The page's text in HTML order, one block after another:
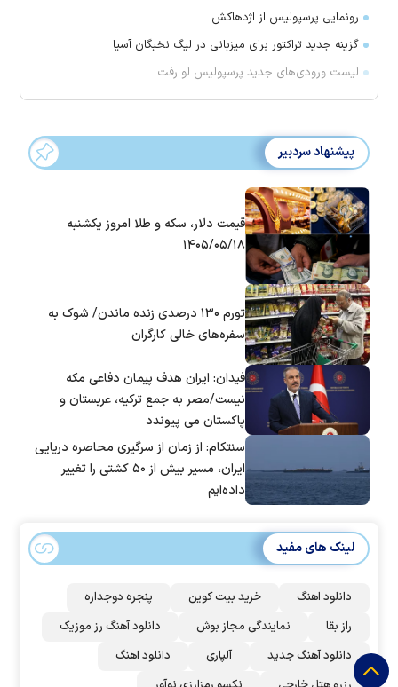
رونمایی پرسپولیس از اژدهاکش
گزینه جدید تراکتور برای میزبانی در لیگ نخبگان آسیا
لیست ورودی‌های جدید پرسپولیس لو رفت
پیشنهاد سردبیر
قیمت دلار، سکه و طلا امروز یکشنبه
۱۴۰۵/۰۵/۱۸
تورم ۱۳۰ درصدی زنده ماندن/ شوک به
سفره‌های خالی کارگران
فیدان: ایران هدف پیمان دفاعی مکه
نیست/مصر به جمع ترکیه، عربستان و
پاکستان می پیوندد
سنتکام: از زمان از سرگیری محاصره دریایی
ایران، مسیر بیش از ۵۰ کشتی را تغییر
داده‌ایم
لینک های مفید
دانلود اهنگ خرید بیت کوین
پنجره دوجداره
راز بقا
نمایندگی مجاز بوش
دانلود آهنگ رز‌ موزیک
دانلود آهنگ جدید
آلپاری
دانلود اهنگ